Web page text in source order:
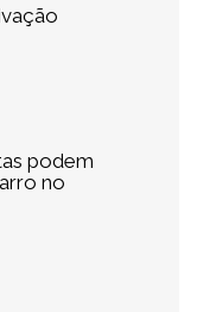
podem
no